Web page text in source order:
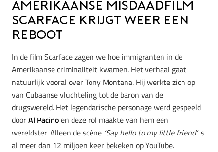
Amerikaanse misdaadfilm
Scarface krijgt weer een
reboot
In de film Scarface zagen we hoe immigranten in de
Amerikaanse criminaliteit kwamen. Het verhaal gaat
natuurlijk vooral over Tony Montana. Hij werkte zich op
van Cubaanse vluchteling tot de baron van de
drugswereld. Het legendarische personage werd gespeeld
doorAl Pacinoen deze rol maakte van hem een
wereldster. Alleen de scène ‘Say hello to my little friend’is
al meer dan 12 miljoen keer bekeken op YouTube.